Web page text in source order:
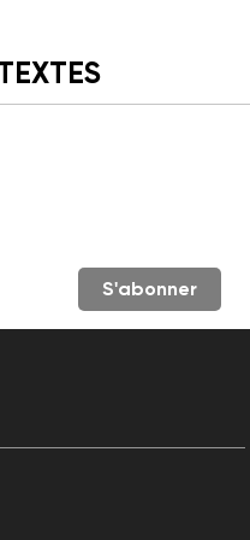
S'abonner